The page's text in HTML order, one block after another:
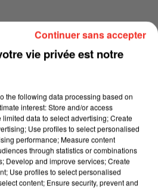
vie privée est notre
the following data processing based on
interest: Store and/or access
data to select advertising; Create
Use profiles to select personalised
performance; Measure content
through statistics or combinations
Develop and improve services; Create
Use profiles to select personalised
content; Ensure security, prevent and
Continuer sans accepter